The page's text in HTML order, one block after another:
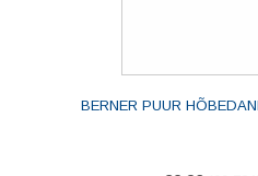
BERNER PUUR